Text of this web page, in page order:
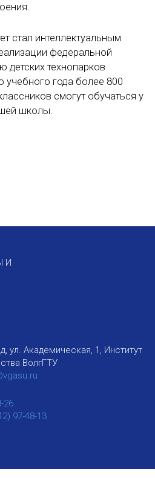
стал интеллектуальным
федеральной
детских технопарков
учебного года более 800
смогут обучаться у
школы.
И
ул. Академическая, 1, Институт
ВолгГТУ
26
97-48-13